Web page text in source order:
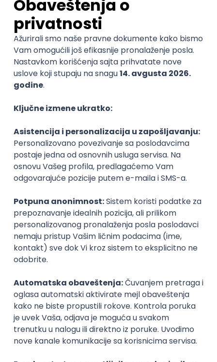
Rok za podnošenje prijava je petak, 07.02.2025.
godine.
Pravila i uslove konkursa pogledajteovde.
Prijavni formular preuzmiteovde.
Univerzitet u Nišu
Rok za prijavu
07. februar 2025.
Prijava je zatvorena
Sačuvaj dešavanje
Slična dešavanja